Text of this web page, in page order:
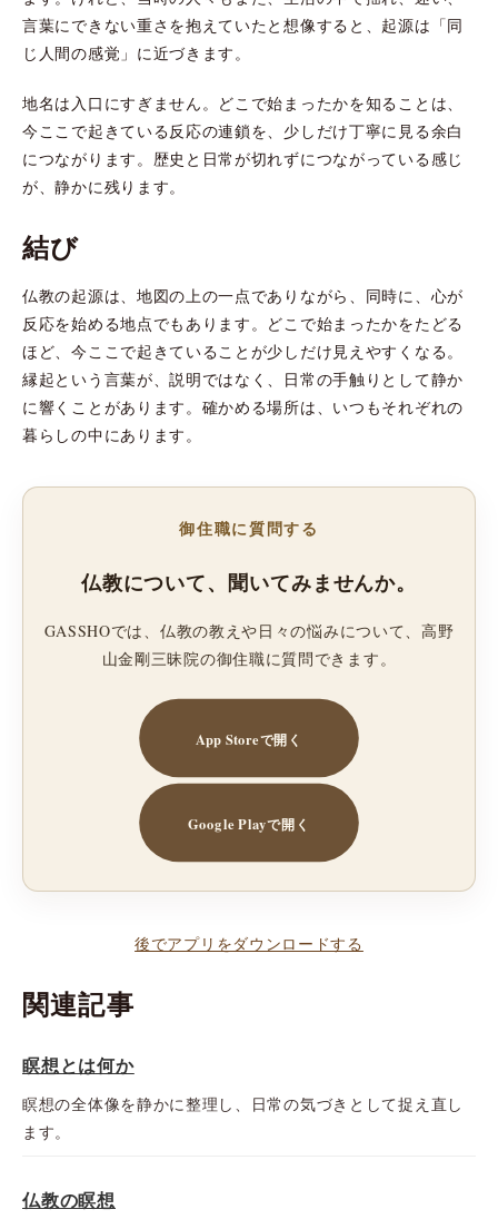
言葉にできない重さを抱えていたと想像すると、起源は「同
じ人間の感覚」に近づきます。
地名は入口にすぎません。どこで始まったかを知ることは、
今ここで起きている反応の連鎖を、少しだけ丁寧に見る余白
につながります。歴史と日常が切れずにつながっている感じ
が、静かに残ります。
結び
仏教の起源は、地図の上の一点でありながら、同時に、心が
反応を始める地点でもあります。どこで始まったかをたどる
ほど、今ここで起きていることが少しだけ見えやすくなる。
縁起という言葉が、説明ではなく、日常の手触りとして静か
に響くことがあります。確かめる場所は、いつもそれぞれの
暮らしの中にあります。
御住職に質問する
仏教について、聞いてみませんか。
GASSHOでは、仏教の教えや日々の悩みについて、高野
山金剛三昧院の御住職に質問できます。
App Storeで開く
Google Playで開く
後でアプリをダウンロードする
関連記事
瞑想とは何か
瞑想の全体像を静かに整理し、日常の気づきとして捉え直し
ます。
仏教の瞑想